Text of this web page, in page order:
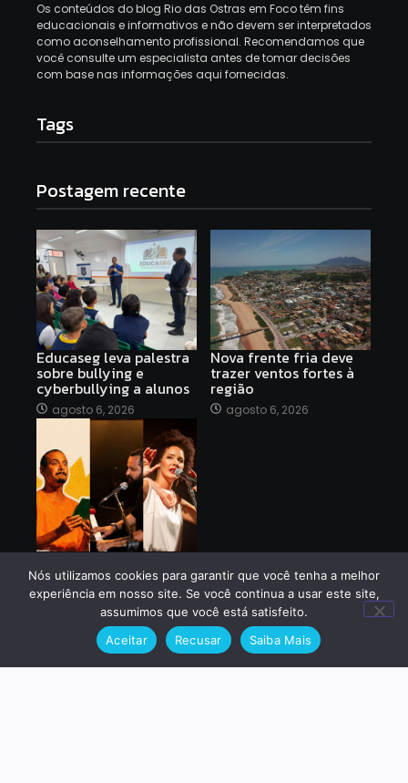
Os conteúdos do blog Rio das Ostras em Foco têm fins
educacionais e informativos e não devem ser interpretados
como aconselhamento profissional. Recomendamos que
você consulte um especialista antes de tomar decisões
com base nas informações aqui fornecidas.
Tags
Postagem recente
Educaseg leva palestra
sobre bullying e
cyberbullying a alunos
agosto 6, 2026
Nova frente fria deve
trazer ventos fortes à
região
agosto 6, 2026
Programação do Teatro
Municipal Joel
Barcellos agita o final
de semana
agosto 6, 2026
Me siga
Nós utilizamos cookies para garantir que você tenha a melhor
experiência em nosso site. Se você continua a usar este site,
assumimos que você está satisfeito.
Aceitar
Recusar Saiba Mais